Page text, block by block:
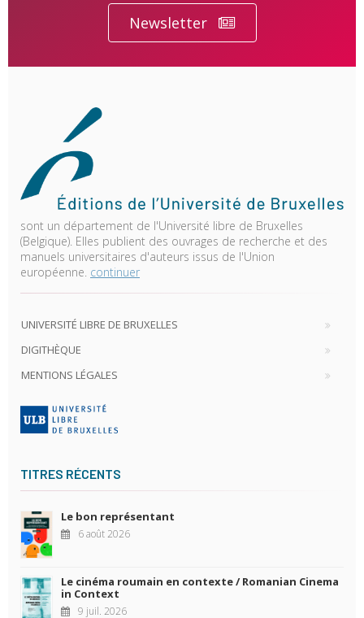
Newsletter
sont un département de l'Université libre de Bruxelles
(Belgique). Elles publient des ouvrages de recherche et des
manuels universitaires d'auteurs issus de l'Union
européenne. continuer
UNIVERSITÉ LIBRE DE BRUXELLES
DIGITHÈQUE
MENTIONS LÉGALES
TITRES RÉCENTS
Le bon représentant
6 août 2026
Le cinéma roumain en contexte / Romanian Cinema
in Context
9 juil. 2026